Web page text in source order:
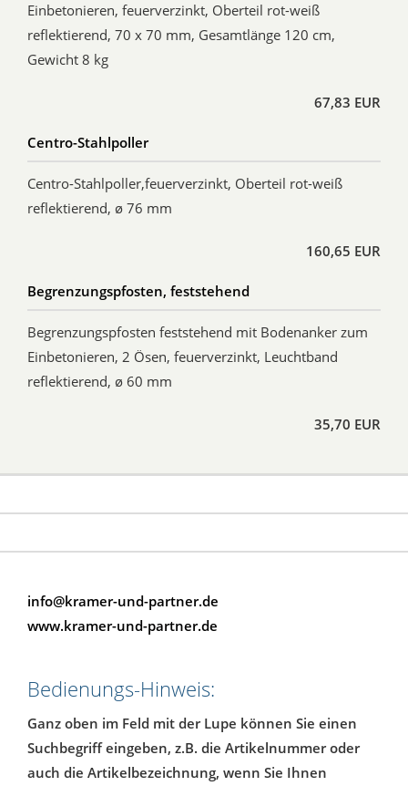
Einbetonieren, feuerverzinkt, Oberteil rot-weiß
reflektierend, 70 x 70 mm, Gesamtlänge 120 cm,
Gewicht 8 kg
67,83 EUR
Centro-Stahlpoller
Centro-Stahlpoller,feuerverzinkt, Oberteil rot-weiß
reflektierend, ø 76 mm
160,65 EUR
Begrenzungspfosten, feststehend
Begrenzungspfosten feststehend mit Bodenanker zum
Einbetonieren, 2 Ösen, feuerverzinkt, Leuchtband
reflektierend, ø 60 mm
35,70 EUR
info@kramer-und-partner.de
www.kramer-und-partner.de
Bedienungs-Hinweis:
Ganz oben im Feld mit der Lupe können Sie einen
Suchbegriff eingeben, z.B. die Artikelnummer oder
auch die Artikelbezeichnung, wenn Sie Ihnen